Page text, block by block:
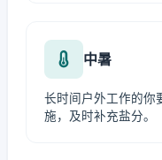
中暑
长时间户外工作的你
施，及时补充盐分。